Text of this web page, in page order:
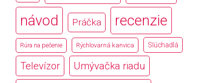
návod Práčka recenzie
Rúra na pečenie Rýchlovarná kanvica Slúchadlá
Televízor Umývačka riadu